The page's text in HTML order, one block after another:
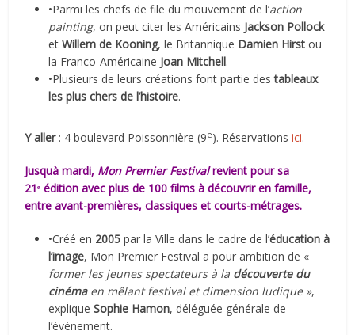
•Parmi les chefs de file du mouvement de l’action
painting, on peut citer les Américains Jackson Pollock
etWillem de Kooning, le Britannique Damien Hirstou
la Franco-Américaine Joan Mitchell.
•Plusieurs de leurs créations font partie destableaux
les plus chers de l’histoire.
Y aller: 4 boulevard Poissonnière (9e). Réservationsici.
Jusquà mardi, Mon Premier Festival revient pour sa
21ᵉ édition avec plus de 100 films à découvrir en famille,
entre avant-premières, classiques et courts-métrages.
•Créé en 2005par la Ville dans le cadre de l’éducation à
l’image, Mon Premier Festival a pour ambition de «
former les jeunes spectateurs à la découverte du
cinémaen mêlant festival et dimension ludique »,
expliqueSophie Hamon, déléguée générale de
l’événement.